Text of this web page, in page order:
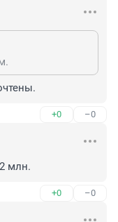
+0 –0
млн.
+0 –0